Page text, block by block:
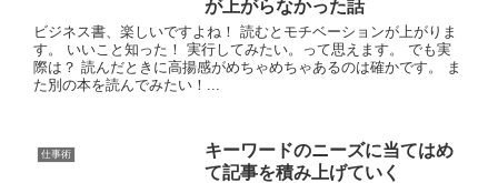
が上がらなかった話
ビジネス書、楽しいですよね！ 読むとモチベーションが上がりま
す。 いいこと知った！ 実行してみたい。って思えます。 でも実
際は？ 読んだときに高揚感がめちゃめちゃあるのは確かです。 ま
た別の本を読んでみたい！...
仕事術
キーワードのニーズに当てはめ
て記事を積み上げていく